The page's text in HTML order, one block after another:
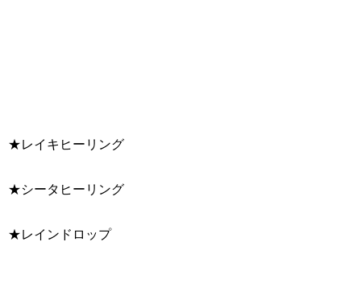
★レイキヒーリング
★シータヒーリング
★レインドロップ